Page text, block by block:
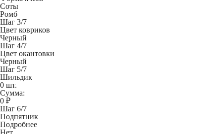
Соты
Ромб
Шаг 3/7
Цвет ковриков
Черный
Шаг 4/7
Цвет окантовки
Черный
Шаг 5/7
Шильдик
0 шт.
Сумма:
0 ₽
Шаг 6/7
Подпятник
Подробнее
Нет